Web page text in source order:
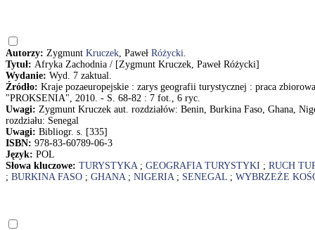
Autorzy: Zygmunt Kruczek, Paweł Różycki.
Tytuł: Afryka Zachodnia / [Zygmunt Kruczek, Paweł Różycki]
Wydanie: Wyd. 7 zaktual.
Źródło: Kraje pozaeuropejskie : zarys geografii turystycznej : praca
"PROKSENIA", 2010. - S. 68-82 : 7 fot., 6 ryc.
Uwagi: Zygmunt Kruczek aut. rozdziałów: Benin, Burkina Faso, Ghana,
rozdziału: Senegal
Uwagi: Bibliogr. s. [335]
ISBN: 978-83-60789-06-3
Język: POL
Słowa kluczowe: TURYSTYKA; GEOGRAFIA TURYSTYKI ; RUCH
; BURKINA FASO ; GHANA; NIGERIA; SENEGAL ; WYBRZEŻE